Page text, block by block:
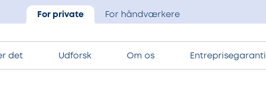
For private For håndværkere
det Udforsk Om os Entreprisegaranti